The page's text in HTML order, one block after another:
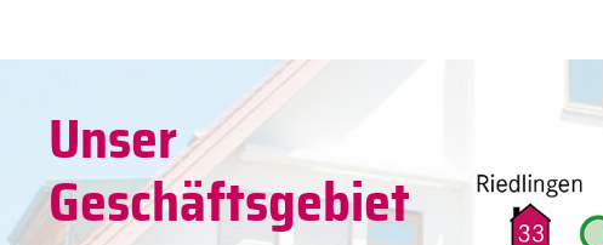
Unser
Geschäftsgebiet